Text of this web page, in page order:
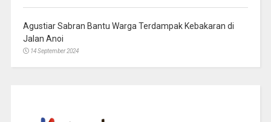
Agustiar Sabran Bantu Warga Terdampak Kebakaran di
Jalan Anoi
14 September 2024